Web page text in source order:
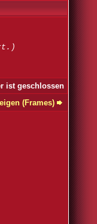
ist geschlossen
(Frames)